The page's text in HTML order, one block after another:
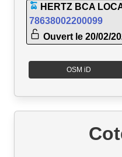
HERTZ BCA
78638002200099
Ouvert le 20/02/
OSM iD